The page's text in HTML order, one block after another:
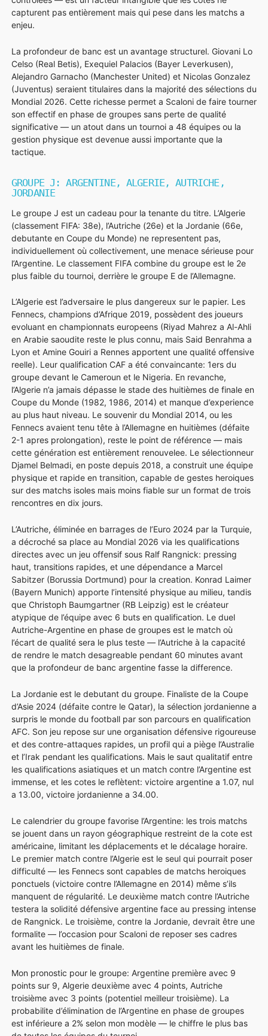
capturent pas entièrement mais qui pese dans les matchs a
enjeu.
La profondeur de banc est un avantage structurel. Giovani Lo
Celso (Real Betis), Exequiel Palacios (Bayer Leverkusen),
Alejandro Garnacho (Manchester United) et Nicolas Gonzalez
(Juventus) seraient titulaires dans la majorité des sélections du
Mondial 2026. Cette richesse permet a Scaloni de faire tourner
son effectif en phase de groupes sans perte de qualité
significative — un atout dans un tournoi a 48 équipes ou la
gestion physique est devenue aussi importante que la
tactique.
GROUPE J: ARGENTINE, ALGERIE, AUTRICHE,
JORDANIE
Le groupe J est un cadeau pour la tenante du titre. L’Algerie
(classement FIFA: 38e), l’Autriche (26e) et la Jordanie (66e,
debutante en Coupe du Monde) ne representent pas,
individuellement où collectivement, une menace sérieuse pour
l’Argentine. Le classement FIFA combine du groupe est le 2e
plus faible du tournoi, derrière le groupe E de l’Allemagne.
L’Algerie est l’adversaire le plus dangereux sur le papier. Les
Fennecs, champions d’Afrique 2019, possèdent des joueurs
evoluant en championnats europeens (Riyad Mahrez a Al-Ahli
en Arabie saoudite reste le plus connu, mais Said Benrahma a
Lyon et Amine Gouiri a Rennes apportent une qualité offensive
reelle). Leur qualification CAF a été convaincante: 1ers du
groupe devant le Cameroun et le Nigeria. En revanche,
l’Algerie n’a jamais dépasse le stade des huitièmes de finale en
Coupe du Monde (1982, 1986, 2014) et manque d’experience
au plus haut niveau. Le souvenir du Mondial 2014, ou les
Fennecs avaient tenu tête à l’Allemagne en huitièmes (défaite
2-1 apres prolongation), reste le point de référence — mais
cette génération est entièrement renouvelee. Le sélectionneur
Djamel Belmadi, en poste depuis 2018, a construit une équipe
physique et rapide en transition, capable de gestes heroiques
sur des matchs isoles mais moins fiable sur un format de trois
rencontres en dix jours.
L’Autriche, éliminée en barrages de l’Euro 2024 par la Turquie,
a décroché sa place au Mondial 2026 via les qualifications
directes avec un jeu offensif sous Ralf Rangnick: pressing
haut, transitions rapides, et une dépendance a Marcel
Sabitzer (Borussia Dortmund) pour la creation. Konrad Laimer
(Bayern Munich) apporte l’intensité physique au milieu, tandis
que Christoph Baumgartner (RB Leipzig) est le créateur
atypique de l’équipe avec 6 buts en qualification. Le duel
Autriche-Argentine en phase de groupes est le match où
l’écart de qualité sera le plus teste — l’Autriche à la capacité
de rendre le match desagreable pendant 60 minutes avant
que la profondeur de banc argentine fasse la difference.
La Jordanie est le debutant du groupe. Finaliste de la Coupe
d’Asie 2024 (défaite contre le Qatar), la sélection jordanienne a
surpris le monde du football par son parcours en qualification
AFC. Son jeu repose sur une organisation défensive rigoureuse
et des contre-attaques rapides, un profil qui a piège l’Australie
et l’Irak pendant les qualifications. Mais le saut qualitatif entre
les qualifications asiatiques et un match contre l’Argentine est
immense, et les cotes le reflètent: victoire argentine a 1.07, nul
a 13.00, victoire jordanienne a 34.00.
Le calendrier du groupe favorise l’Argentine: les trois matchs
se jouent dans un rayon géographique restreint de la cote est
américaine, limitant les déplacements et le décalage horaire.
Le premier match contre l’Algerie est le seul qui pourrait poser
difficulté — les Fennecs sont capables de matchs heroiques
ponctuels (victoire contre l’Allemagne en 2014) même s’ils
manquent de régularité. Le deuxième match contre l’Autriche
testera la solidité défensive argentine face au pressing intense
de Rangnick. Le troisième, contre la Jordanie, devrait être une
formalite — l’occasion pour Scaloni de reposer ses cadres
avant les huitièmes de finale.
Mon pronostic pour le groupe: Argentine première avec 9
points sur 9, Algerie deuxième avec 4 points, Autriche
troisième avec 3 points (potentiel meilleur troisième). La
probabilite d’élimination de l’Argentine en phase de groupes
est inférieure a 2% selon mon modèle — le chiffre le plus bas